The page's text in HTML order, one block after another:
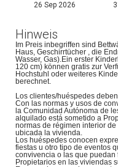
26 Sep 2026
Hinweis
Im Preis inbegriffen sind
Haus, Geschirrtücher , die
Wasser, Gas).Ein erster
120 cm) können gratis zur
Hochstuhl oder weiteres
berechnet.
Los clientes/huéspedes
Con las normas y usos de
la Comunidad Autónoma de
alquilado está sometido a
normas de régimen interior
ubicada la vivienda.
Los huéspedes conocen
fiestas u otro tipo de eventos
convivencia o las que
Propietarios en las viviendas